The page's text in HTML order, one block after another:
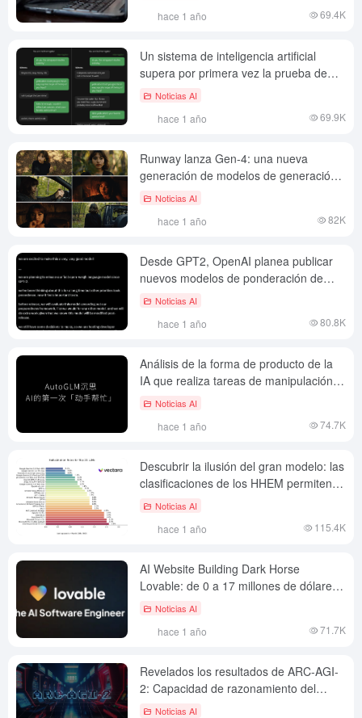
hace 1 año 69.4K
Un sistema de inteligencia artificial
supera por primera vez la prueba de
Turing: rendimiento sin precedentes de
Noticias AI
hace 1 año 69.9K
Runway lanza Gen-4: una nueva
generación de modelos de generación
de vídeo de IA centrados en la
Noticias AI
hace 1 año 82K
Desde GPT2, OpenAI planea publicar
nuevos modelos de ponderación de
código abierto
Noticias AI
hace 1 año 80.8K
Análisis de la forma de producto de la
IA que realiza tareas de manipulación
del escritorio utilizando AutoGLM como
Noticias AI
hace 1 año 74.7K
Descubrir la ilusión del gran modelo: las
clasificaciones de los HHEM permiten
comprender el estado de la coherencia
Noticias AI
hace 1 año 115.4K
AI Website Building Dark Horse
Lovable: de 0 a 17 millones de dólares
de ARR en tres meses
Noticias AI
hace 1 año 71.7K
Revelados los resultados de ARC-AGI-
2: Capacidad de razonamiento del
modelo de IA Waterloo para todos
Noticias AI